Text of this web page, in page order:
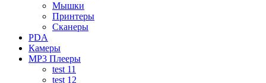
Мышки
Принтеры
Сканеры
PDA
Камеры
MP3 Плееры
test 11
test 12